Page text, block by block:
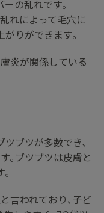
ーの乱れです｡
れによって毛穴に
がりができます｡
炎が関係している
ツブツが多数でき､
｡ブツブツは皮膚と
｡
言われており､子ど